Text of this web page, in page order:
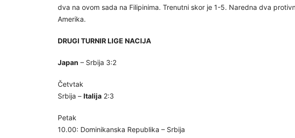
dva na ovom sada na Filipinima. Trenutni skor je 1-5. Naredna dva
Amerika.
DRUGI TURNIR LIGE NACIJA
Japan – Srbija 3:2
Četvtak
Srbija – Italija 2:3
Petak
10.00: Dominikanska Republika – Srbija